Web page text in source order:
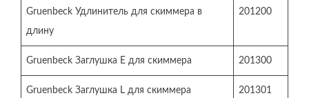
Gruenbeck Удлинитель для скиммера в
длину
201200
Gruenbeck Заглушка Е для скиммера 201300
Gruenbeck Заглушка L для скиммера 201301